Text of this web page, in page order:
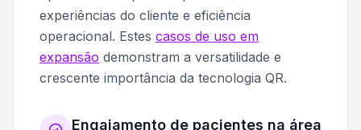
experiências do cliente e eficiência
operacional. Estes casos de uso em
expansão demonstram a versatilidade e
crescente importância da tecnologia QR.
Engajamento de pacientes na área